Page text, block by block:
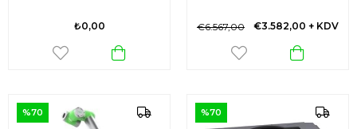
Ethernet Canopen 24Vdc
₺0,00 €3.582,00 + KDV
€6.567,00
%70 %70